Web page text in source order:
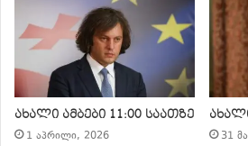
ახალი ამბები 11:00 საათზე
1 აპრილი, 2026 31